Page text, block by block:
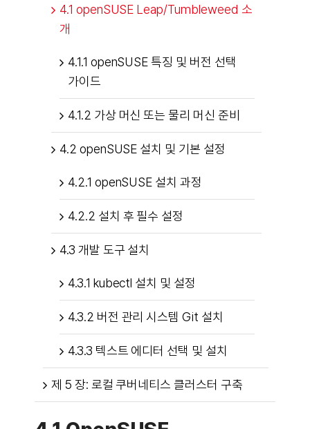
4.1 openSUSE Leap/Tumbleweed 소
개
4.1.1 openSUSE 특징 및 버전 선택
가이드
4.1.2 가상 머신 또는 물리 머신 준비
4.2 openSUSE 설치 및 기본 설정
4.2.1 openSUSE 설치 과정
4.2.2 설치 후 필수 설정
4.3 개발 도구 설치
4.3.1 kubectl 설치 및 설정
4.3.2 버전 관리 시스템 Git 설치
4.3.3 텍스트 에디터 선택 및 설치
제 5 장: 로컬 쿠버네티스 클러스터 구축